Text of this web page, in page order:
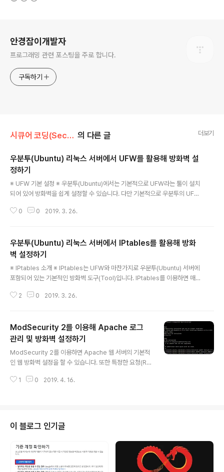
안경잡이개발자
프로그래밍 관련 포스팅을 주로 합니다.
구독하기
시큐어 코딩(Secure Coding) 의 다른 글 더보기
우분투(Ubuntu) 리눅스 서버에서 UFW를 활용해 방화벽 설
정하기
※ UFW 기본 설정 ※ 우분투(Ubuntu)에서는 기본적으로 UFW라는 툴이 설치
되어 있어 방화벽을 쉽게 설정할 수 있습니다. 다만 기본적으로 우분투의 UFW
FW는 기본적으로 모든 인 바운드(In-Bound) 패킷을 차단하므로 외부에서 우
고 서버를 재부팅하면 서버 자체에 아예 접속이 불가능하게 되는 낭패를 볼 수
있으므로 유의하셔야 합니다. ufw status: UFW 방화벽 상태 확인하기 ufw al
low 22: UFW 방화벽 22번 포트 허용하기 ufw enable: ..
0 0 2019. 3. 26.
우분투(Ubuntu) 리눅스 서버에서 IPtables를 활용해 방화
벽 설정하기
※ IPtables 소개 ※ IPtables는 UFW와 마찬가지로 우분투(Ubuntu) 서버에
포함되어 있는 기본적인 방화벽 도구(Tool)입니다. IPtables를 이용하면 매우
벽 설정을 할 때 매우 많이 고민한 뒤에 적용해야 합니다. 특히 클라우드 서비스
고려하면서 방화벽 설정을 진행해야 합니다. 일단 IPtables를 이용하기 전에 U
FW를 사용 중인 상태라면 UFW를 사용하지 않도록 처리합니다. ▶ UFW 비활
성화: ufw disable 그리고 IPtables를 이용할 때는..
2 0 2019. 3. 26.
ModSecurity 2를 이용해 Apache 로그
관리 및 방화벽 설정하기
ModSecurity 2를 이용하면 Apache 웹 서버의 기본적
인 웹 방화벽 설정을 할 수 있습니다. 또한 특정한 요청(Re
때문에 자주 사용됩니다. 대표적으로, 서버 오류를 발생시
do apt install libapache2-mod-security2 이후에
추천 환경설정 파일을 /etc/modsecurity/modsecurit
y.conf의 위치로 옮기면, 기본적인 설정 그대로 ModSec
urity를 이용할 수 있습니다. 그리고 아파치(Apache) 서
버를 재시작합니..
1 0 2019. 4. 16.
이 블로그 인기글